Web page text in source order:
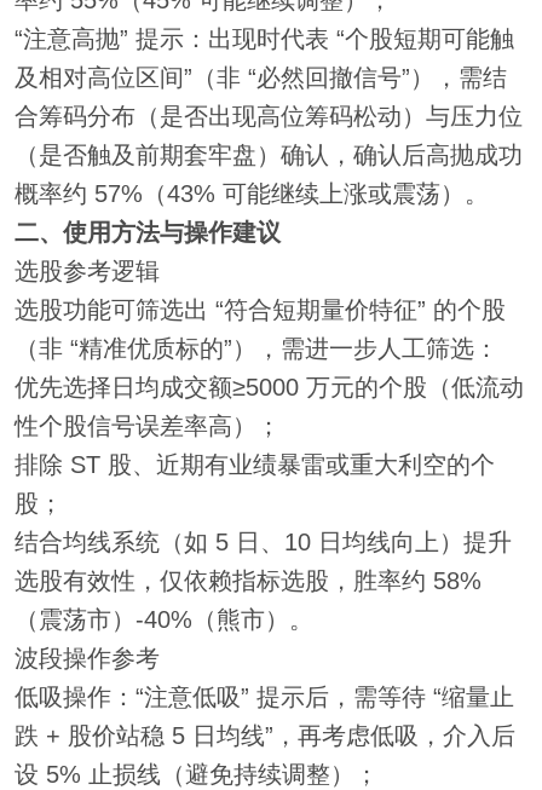
“注意高抛” 提示：出现时代表 “个股短期可能触
及相对高位区间”（非 “必然回撤信号”），需结
合筹码分布（是否出现高位筹码松动）与压力位
（是否触及前期套牢盘）确认，确认后高抛成功
概率约 57%（43% 可能继续上涨或震荡）。
二、使用方法与操作建议
选股参考逻辑
选股功能可筛选出 “符合短期量价特征” 的个股
（非 “精准优质标的”），需进一步人工筛选：
优先选择日均成交额≥5000 万元的个股（低流动
性个股信号误差率高）；
排除 ST 股、近期有业绩暴雷或重大利空的个
股；
结合均线系统（如 5 日、10 日均线向上）提升
选股有效性，仅依赖指标选股，胜率约 58%
（震荡市）-40%（熊市）。
波段操作参考
低吸操作：“注意低吸” 提示后，需等待 “缩量止
跌 + 股价站稳 5 日均线”，再考虑低吸，介入后
设 5% 止损线（避免持续调整）；